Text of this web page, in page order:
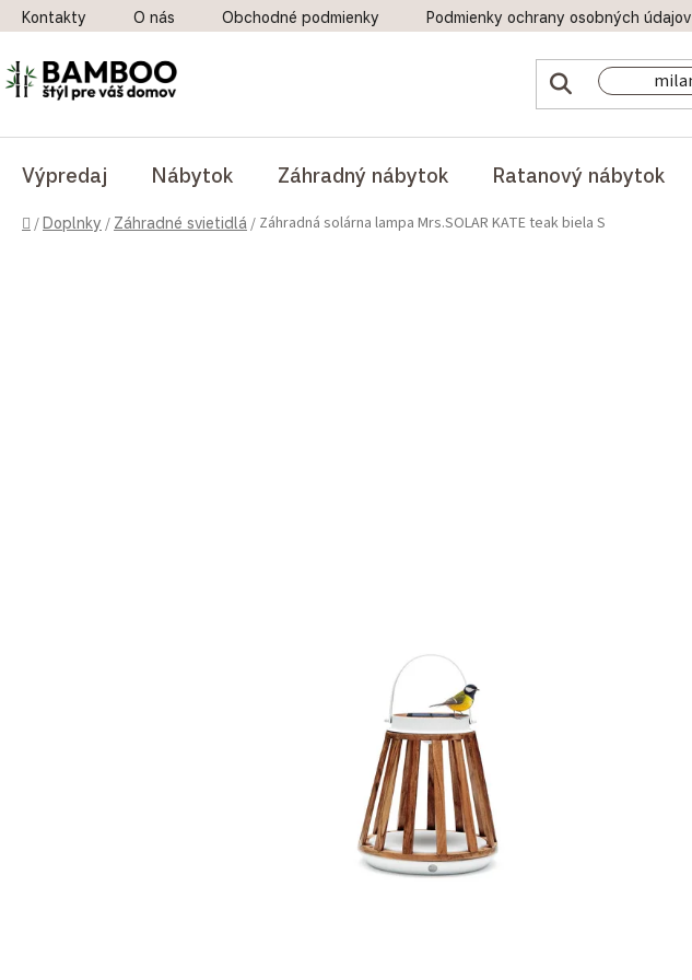
Prejsť na obsah
Kontakty O nás Obchodné podmienky Podmienky ochrany osobných údajov
Výpredaj Nábytok Záhradný nábytok Ratanový nábytok
Domov
/Doplnky / Záhradné svietidlá / Záhradná solárna lampa Mrs.SOLAR KATE teak biela S